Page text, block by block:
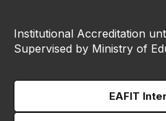
Institutional Accreditation
Supervised by Ministry of
EAFIT